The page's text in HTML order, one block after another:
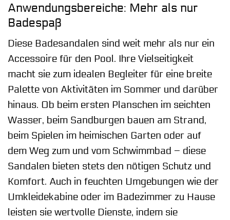
Anwendungsbereiche: Mehr als nur
Badespaß
Diese Badesandalen sind weit mehr als nur ein
Accessoire für den Pool. Ihre Vielseitigkeit
macht sie zum idealen Begleiter für eine breite
Palette von Aktivitäten im Sommer und darüber
hinaus. Ob beim ersten Planschen im seichten
Wasser, beim Sandburgen bauen am Strand,
beim Spielen im heimischen Garten oder auf
dem Weg zum und vom Schwimmbad – diese
Sandalen bieten stets den nötigen Schutz und
Komfort. Auch in feuchten Umgebungen wie der
Umkleidekabine oder im Badezimmer zu Hause
leisten sie wertvolle Dienste, indem sie